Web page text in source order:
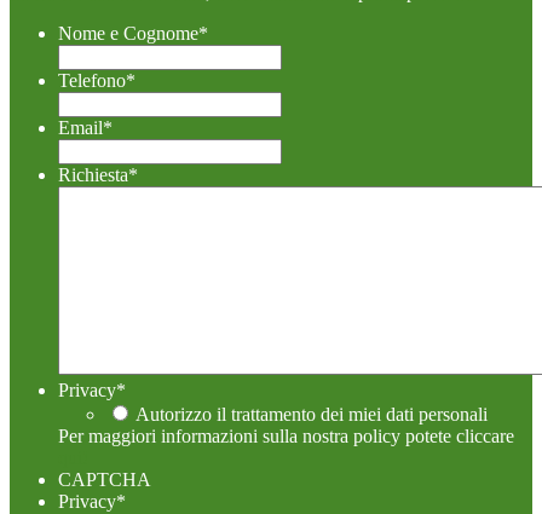
Nome e Cognome*
Telefono*
Email*
Richiesta*
Privacy*
Autorizzo il trattamento dei miei dati personali
Per maggiori informazioni sulla nostra policy potete cliccare
CAPTCHA
Privacy*